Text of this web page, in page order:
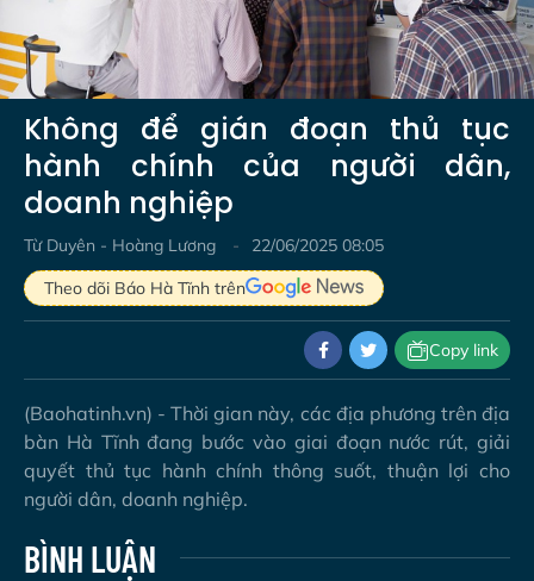
Video
Không để gián đoạn thủ tục
hành chính của người dân,
doanh nghiệp
Từ Duyên - Hoàng Lương
22/06/2025 08:05
Theo dõi Báo Hà Tĩnh trên
Copy link
(Baohatinh.vn) - Thời gian này, các địa phương trên địa
bàn Hà Tĩnh đang bước vào giai đoạn nước rút, giải
quyết thủ tục hành chính thông suốt, thuận lợi cho
người dân, doanh nghiệp.
BÌNH LUẬN